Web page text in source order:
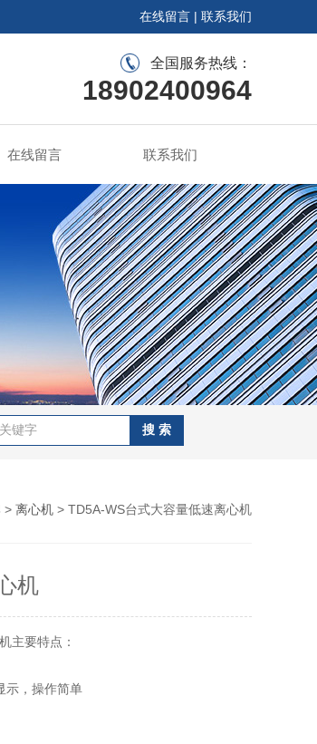
在线留言 | 联系我们
全国服务热线：
18902400964
在线留言 联系我们
> 离心机 > TD5A-WS台式大容量低速离心机
机
主要特点：
示，操作简单
并查看离心力。